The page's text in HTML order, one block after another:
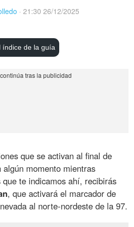
· 21:30 26/12/2025
índice de la guía
que se activan al final de
algún momento mientras
te indicamos ahí, recibirás
, que activará el marcador de
al norte-nordeste de la 97.